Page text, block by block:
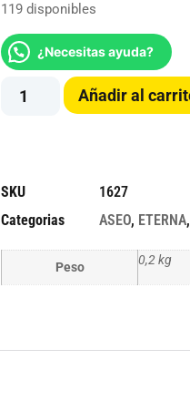
119 disponibles
¿Necesitas ayuda?
Añadir al
SKU
1627
Categorias
ASEO, ETERNA,
Peso 0,2 kg